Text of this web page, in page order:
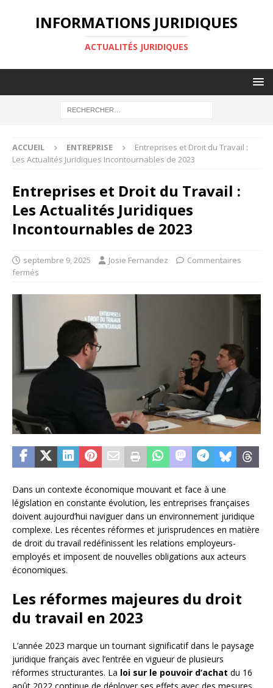
INFORMATIONS JURIDIQUES
ACTUALITÉS JURIDIQUES
ACCUEIL ENTREPRISE
Entreprises et Droit du Travail :
Les Actualités Juridiques Incontournables de 2023
Entreprises et Droit du Travail :
Les Actualités Juridiques
Incontournables de 2023
septembre 9, 2025 Josie Fernandez
Commentaires
fermés
Dans un contexte économique mouvant et face à une
législation en constante évolution, les entreprises françaises
doivent aujourd’hui naviguer dans un environnement juridique
complexe. Les récentes réformes et jurisprudences en matière
de droit du travail redéfinissent les relations employeurs-
employés et imposent de nouvelles obligations aux acteurs
économiques.
Les réformes majeures du droit
du travail en 2023
L’année 2023 marque un tournant significatif dans le paysage
juridique français avec l’entrée en vigueur de plusieurs
réformes structurantes. La loi sur le pouvoir d’achat du 16